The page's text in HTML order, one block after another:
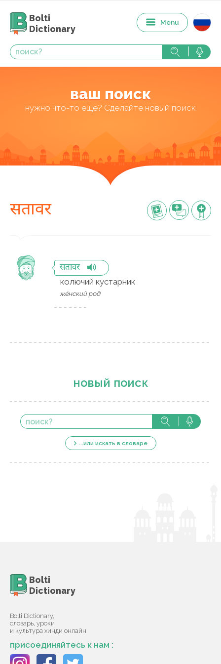
Bolti
Dictionary
Menu
ваш поиск
нужно что-то еще? Сделайте новый поиск
सतावर
सतावर
колючий кустарник
же́нский род
новый поиск
...или искать в словаре
Bolti
Dictionary
Bolti Dictionary,
словарь, уроки
и культура хинди онлайн
присоединяйтесь к нам :